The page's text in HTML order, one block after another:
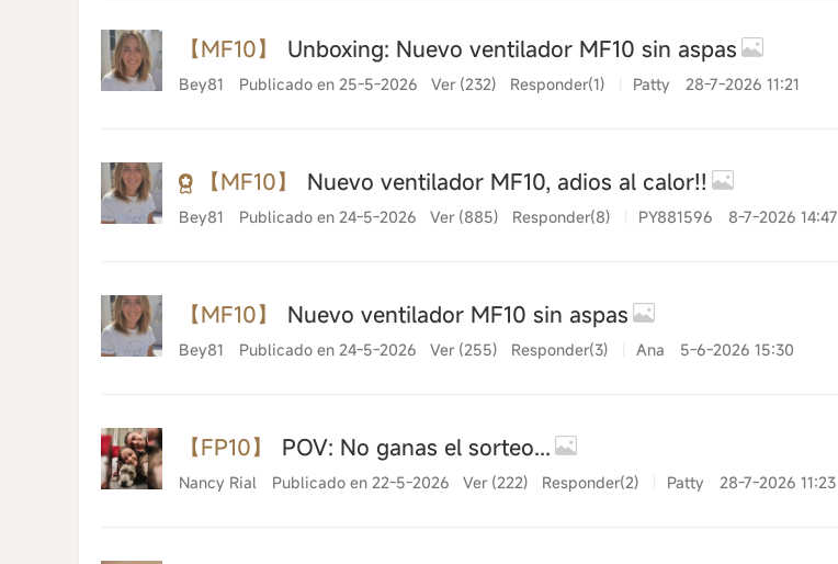
【MF10】 Unboxing: Nuevo ventilador MF10 sin aspas
Bey81 Publicado en 25-5-2026 Ver (232) Responder(1) Patty 28-7-2026 11:21
【MF10】 Nuevo ventilador MF10, adios al calor!!
Bey81 Publicado en 24-5-2026 Ver (885) Responder(8) PY881596 8-7-2026 14:47
【MF10】 Nuevo ventilador MF10 sin aspas
Bey81 Publicado en 24-5-2026 Ver (255) Responder(3) Ana 5-6-2026 15:30
【FP10】 POV: No ganas el sorteo...
Nancy Rial Publicado en 22-5-2026 Ver (222) Responder(2) Patty 28-7-2026 11:23